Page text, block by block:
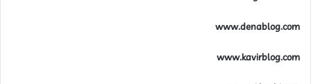
www.denablog.com
www.kavirblog.com